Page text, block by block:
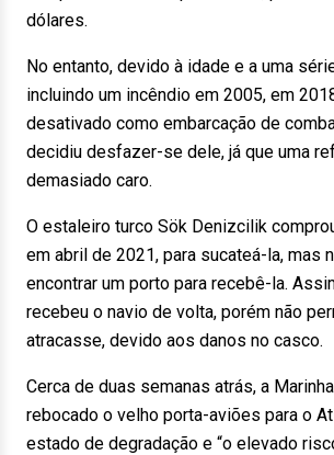
dólares.
No entanto, devido à idade e a uma
incluindo um incêndio em 2005, em
desativado como embarcação de
decidiu desfazer-se dele, já que uma
demasiado caro.
O estaleiro turco Sök Denizcilik
em abril de 2021, para sucateá-la, mas
encontrar um porto para recebê-la.
recebeu o navio de volta, porém não
atracasse, devido aos danos no casco.
Cerca de duas semanas atrás, a
rebocado o velho porta-aviões para o
estado de degradação e “o elevado